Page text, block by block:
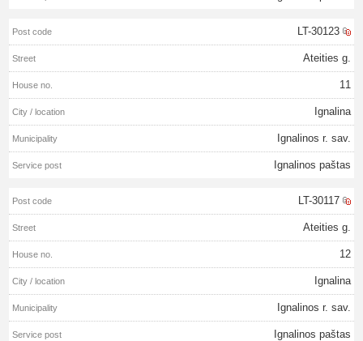
LT-30123
Ateities g.
11
Ignalina
Ignalinos r. sav.
Ignalinos paštas
LT-30117
Ateities g.
12
Ignalina
Ignalinos r. sav.
Ignalinos paštas